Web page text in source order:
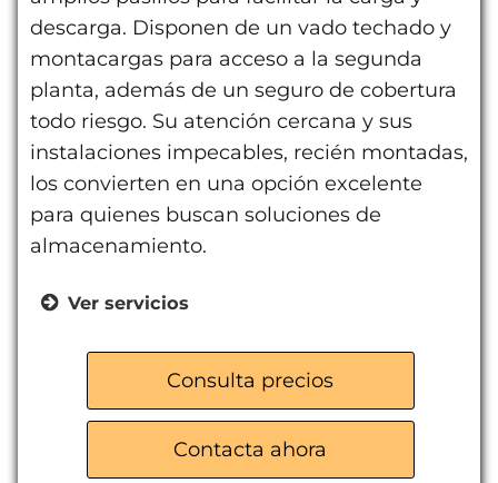
descarga. Disponen de un vado techado y
montacargas para acceso a la segunda
planta, además de un seguro de cobertura
todo riesgo. Su atención cercana y sus
instalaciones impecables, recién montadas,
los convierten en una opción excelente
para quienes buscan soluciones de
almacenamiento.
Ver servicios
Alquiler de trasteros para empresas
Consulta precios
Contacta ahora